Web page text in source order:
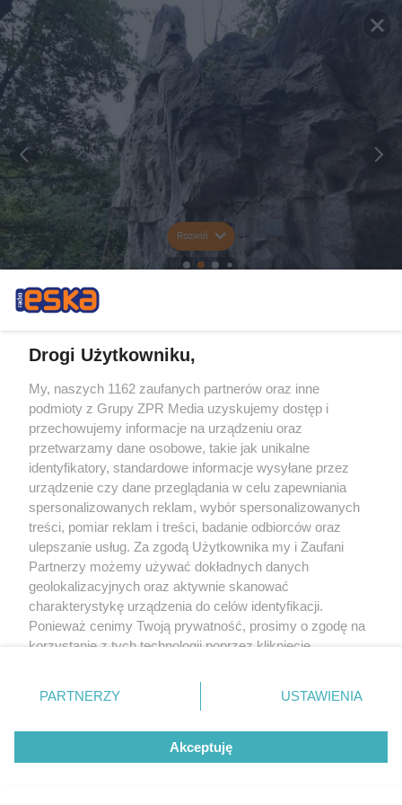
Rozwiń
Drogi Użytkowniku,
My, naszych 1162 zaufanych partnerów oraz inne
podmioty z Grupy ZPR Media uzyskujemy dostęp i
przechowujemy informacje na urządzeniu oraz
przetwarzamy dane osobowe, takie jak unikalne
identyfikatory, standardowe informacje wysyłane przez
urządzenie czy dane przeglądania w celu zapewniania
spersonalizowanych reklam, wybór spersonalizowanych
treści, pomiar reklam i treści, badanie odbiorców oraz
ulepszanie usług. Za zgodą Użytkownika my i Zaufani
Partnerzy możemy używać dokładnych danych
geolokalizacyjnych oraz aktywnie skanować
charakterystykę urządzenia do celów identyfikacji.
Ponieważ cenimy Twoją prywatność, prosimy o zgodę na
korzystanie z tych technologii poprzez kliknięcie
zmienić/wycofać klikając przycisk ustawień prywatności
znajdujący się w lewym dolnym rogu strony
rodzaje przetwarzania danych nie wymagają zgody
użytkownika, ale masz prawo sprzeciwić się takiemu
przetwarzaniu. Preferencje będą miały zastosowanie tylko
PARTNERZY USTAWIENIA
Akceptuję